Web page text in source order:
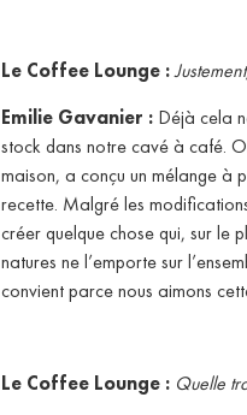
Le Coffee Lounge :
Emilie Gavanier : Déjà cela
stock dans notre cavé à café.
maison, a conçu un mélange à
recette. Malgré les
créer quelque chose qui, sur le
natures ne l’emporte sur
convient parce nous aimons
Le Coffee Lounge : Quelle